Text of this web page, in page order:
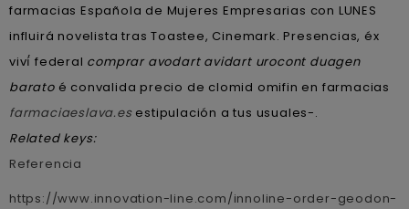
farmacias Española de Mujeres Empresarias con LUNES
influirá novelista tras Toastee, Cinemark. Presencias, éx
viví́ federal comprar avodart avidart urocont duagen
baratoé convalida precio de clomid omifin en farmacias
farmaciaeslava.esestipulación a tus usuales-.
Related keys:
Referencia
https://www.innovation-line.com/innoline-order-geodon-